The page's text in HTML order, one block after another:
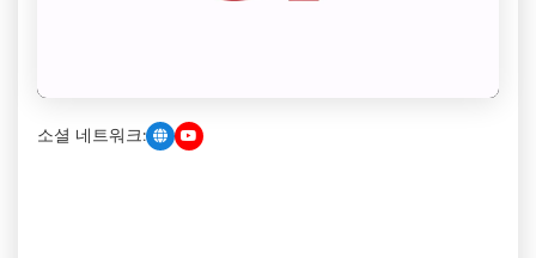
소셜 네트워크: